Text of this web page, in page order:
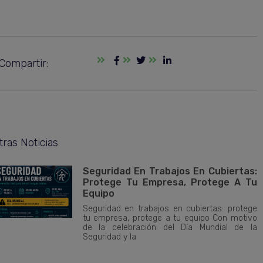
Noticias
Seguridad En Trabajos En Cubiertas:
Protege Tu Empresa, Protege A Tu
Equipo
Seguridad en trabajos en cubiertas: protege
tu empresa, protege a tu equipo Con motivo
de la celebración del Día Mundial de la
Seguridad y la